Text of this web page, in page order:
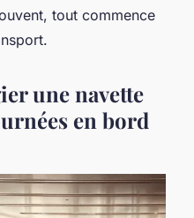
tout commence
une navette
en bord